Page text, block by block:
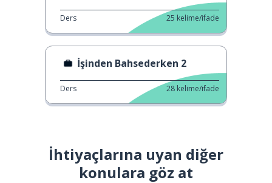
Ders 25 kelime/ifade
İşinden Bahsederken 2
Ders 28 kelime/ifade
İhtiyaçlarına uyan diğer
konulara göz at